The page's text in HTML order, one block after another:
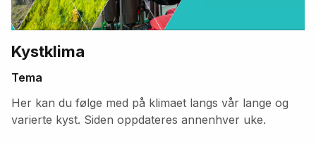
Kystklima
Tema
Her kan du følge med på klimaet langs vår lange og
varierte kyst. Siden oppdateres annenhver uke.